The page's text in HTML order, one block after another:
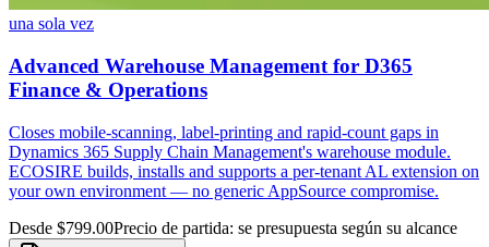
una sola vez
Advanced Warehouse Management for D365
Finance & Operations
Closes mobile-scanning, label-printing and rapid-count gaps in
Dynamics 365 Supply Chain Management's warehouse module.
ECOSIRE builds, installs and supports a per-tenant AL extension on
your own environment — no generic AppSource compromise.
Desde $799.00Precio de partida: se presupuesta según su alcance